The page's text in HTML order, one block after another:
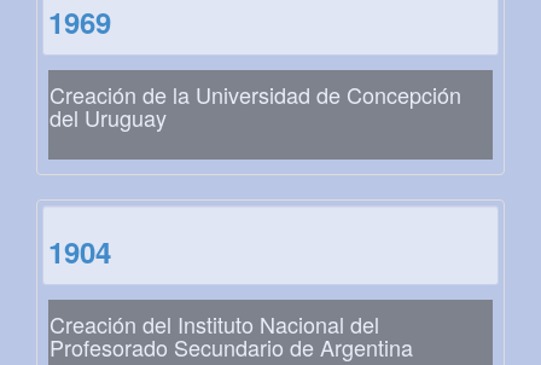
1969
Creación de la Universidad de Concepción
del Uruguay
1904
Creación del Instituto Nacional del
Profesorado Secundario de Argentina